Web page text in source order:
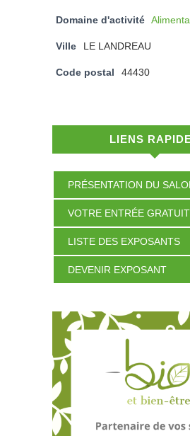
Domaine d'activité
Ville LE LANDREAU
Code postal 44430
LIENS
PRÉSENTATION DU
VOTRE ENTRÉE
LISTE DES EXPOSANTS
DEVENIR EXPOSANT